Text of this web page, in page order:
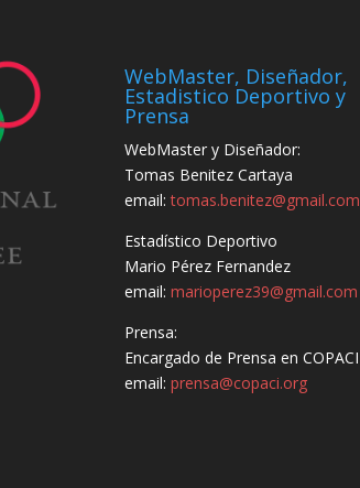
WebMaster, Diseñador,
Estadistico Deportivo y
Prensa
WebMaster y Diseñador:
Tomas Benitez Cartaya
email:tomas.benitez@gmail.com
Estadístico Deportivo
Mario Pérez Fernandez
email:marioperez39@gmail.com
Prensa:
Encargado de Prensa en COPACI
email:prensa@copaci.org